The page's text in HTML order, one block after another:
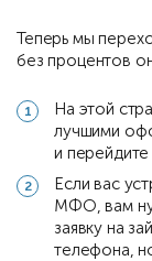
Теперь мы
без процентов
На этой
лучшими
и
Если вас
МФО, вам
заявку на
телефона,